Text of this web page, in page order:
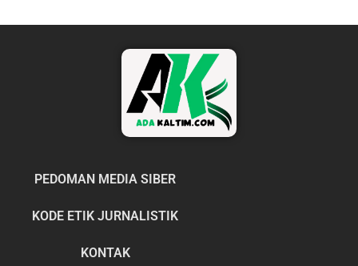
PEDOMAN MEDIA SIBER
KODE ETIK JURNALISTIK
KONTAK